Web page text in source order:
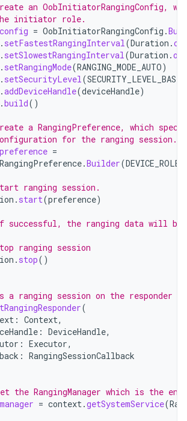
an OobInitiatorRangingConfig,
initiator role.
config = OobInitiatorRangingConfig .
. setFastestRangingInterval (Duration .
. setSlowestRangingInterval (Duration .
. setRangingMode(RANGING_MODE_AUTO)
. setSecurityLevel (SECURITY_LEVEL_BASIC
.addDeviceHandle(deviceHandle)
.build()
a RangingPreference, which
for the ranging session.
preference =
RangingPreference.Builder(
ranging session.
. start(preference)
the ranging data will be
ranging session
. stop()
a ranging session on the responder
(
: Context,
: DeviceHandle,
: Executor,
: RangingSessionCallback
the RangingManager which is the
manager = context .getSystemService(